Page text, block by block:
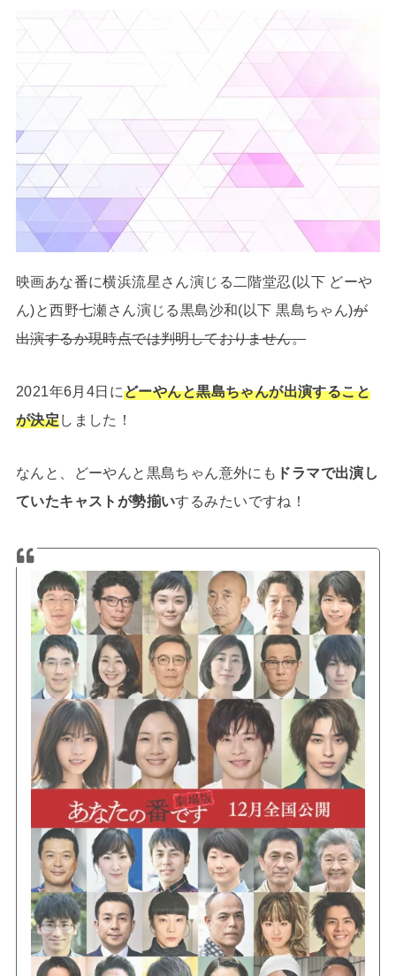
映画あな番に横浜流星さん演じる二階堂忍(以下 どーや
ん)と西野七瀬さん演じる黒島沙和(以下 黒島ちゃん)が
出演するか現時点では判明しておりません。
2021年6月4日にどーやんと黒島ちゃんが出演すること
が決定しました！
なんと、どーやんと黒島ちゃん意外にも ドラマで出演し
ていたキャストが勢揃いするみたいですね！